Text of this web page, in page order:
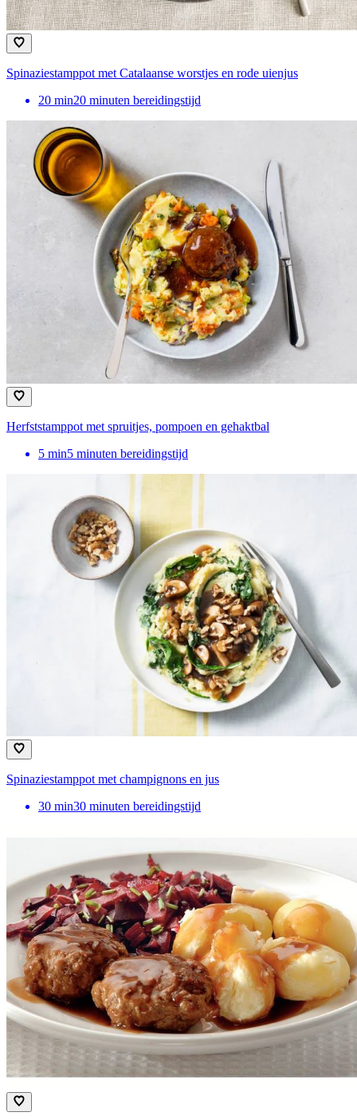
Spinaziestamppot met Catalaanse worstjes en rode uienjus
20 min20 minuten bereidingstijd
Herfststamppot met spruitjes, pompoen en gehaktbal
5 min5 minuten bereidingstijd
Spinaziestamppot met champignons en jus
30 min30 minuten bereidingstijd